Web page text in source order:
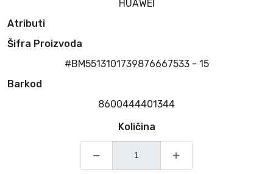
HUAWEI
Atributi
Šifra Proizvoda
#BM5513101739876667533 - 15
Barkod
8600444401344
Količina